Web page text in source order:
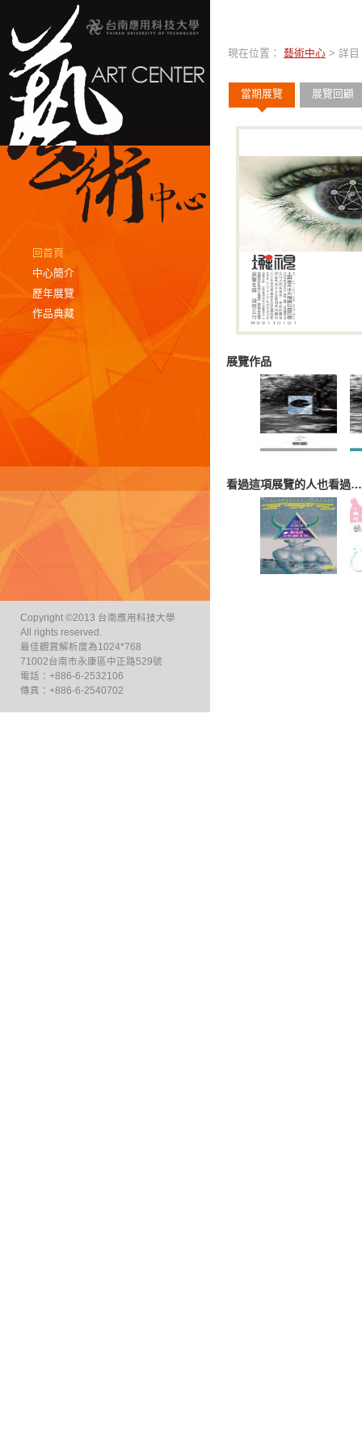
回首頁
中心簡介
歷年展覽
作品典藏
Copyright ©2013 台南應用科技大學
All rights reserved.
最佳觀賞解析度為1024*768
71002台南市永康區中正路529號
電話：+886-6-2532106
傳真：+886-6-2540702
現在位置： 藝術中心 > 詳目
當期展覽 展覽回顧
展覽作品
看過這項展覽的人也看過…